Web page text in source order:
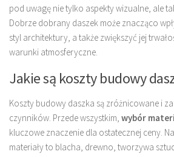
pod uwagę nie tylko aspekty wizualne, ale
Dobrze dobrany daszek może znacząco
styl architektury, a także zwiększyć jej
warunki atmosferyczne.
Jakie są koszty budowy
Koszty budowy daszka są zróżnicowane i
czynników. Przede wszystkim, wybór
kluczowe znaczenie dla ostatecznej ceny.
materiały to blacha, drewno, tworzywa